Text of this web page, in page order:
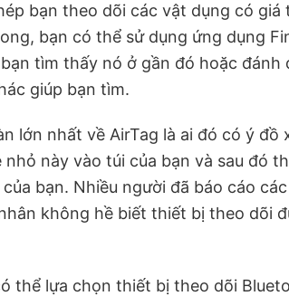
bạn theo dõi các vật dụng có giá
bạn có thể sử dụng ứng dụng
tìm thấy nó ở gần đó hoặc đánh
giúp bạn tìm.
lớn nhất về AirTag là ai đó có ý đồ
này vào túi của bạn và sau đó
bạn. Nhiều người đã báo cáo
không hề biết thiết bị theo dõi
thể lựa chọn thiết bị theo dõi